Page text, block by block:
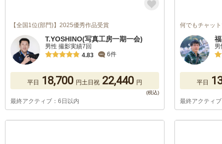
【全国1位(部門)】2025優秀作品受賞
T.YOSHINO(写真工房一期一会)
男性 撮影実績7回
4.83
6件
平日 18,700 円土日祝 22,440 円
最終アクティブ：6日以内
何でもチャッ
平日
最終アクティ